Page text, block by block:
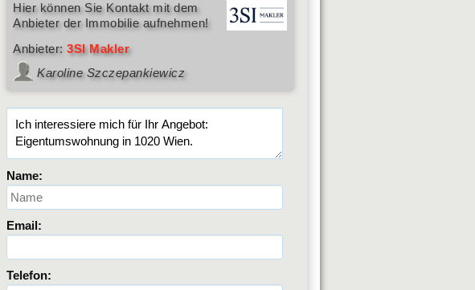
Hier können Sie Kontakt mit dem
Anbieter der Immobilie aufnehmen!
Anbieter:3SI Makler
Karoline Szczepankiewicz
Name:
Email:
Telefon: